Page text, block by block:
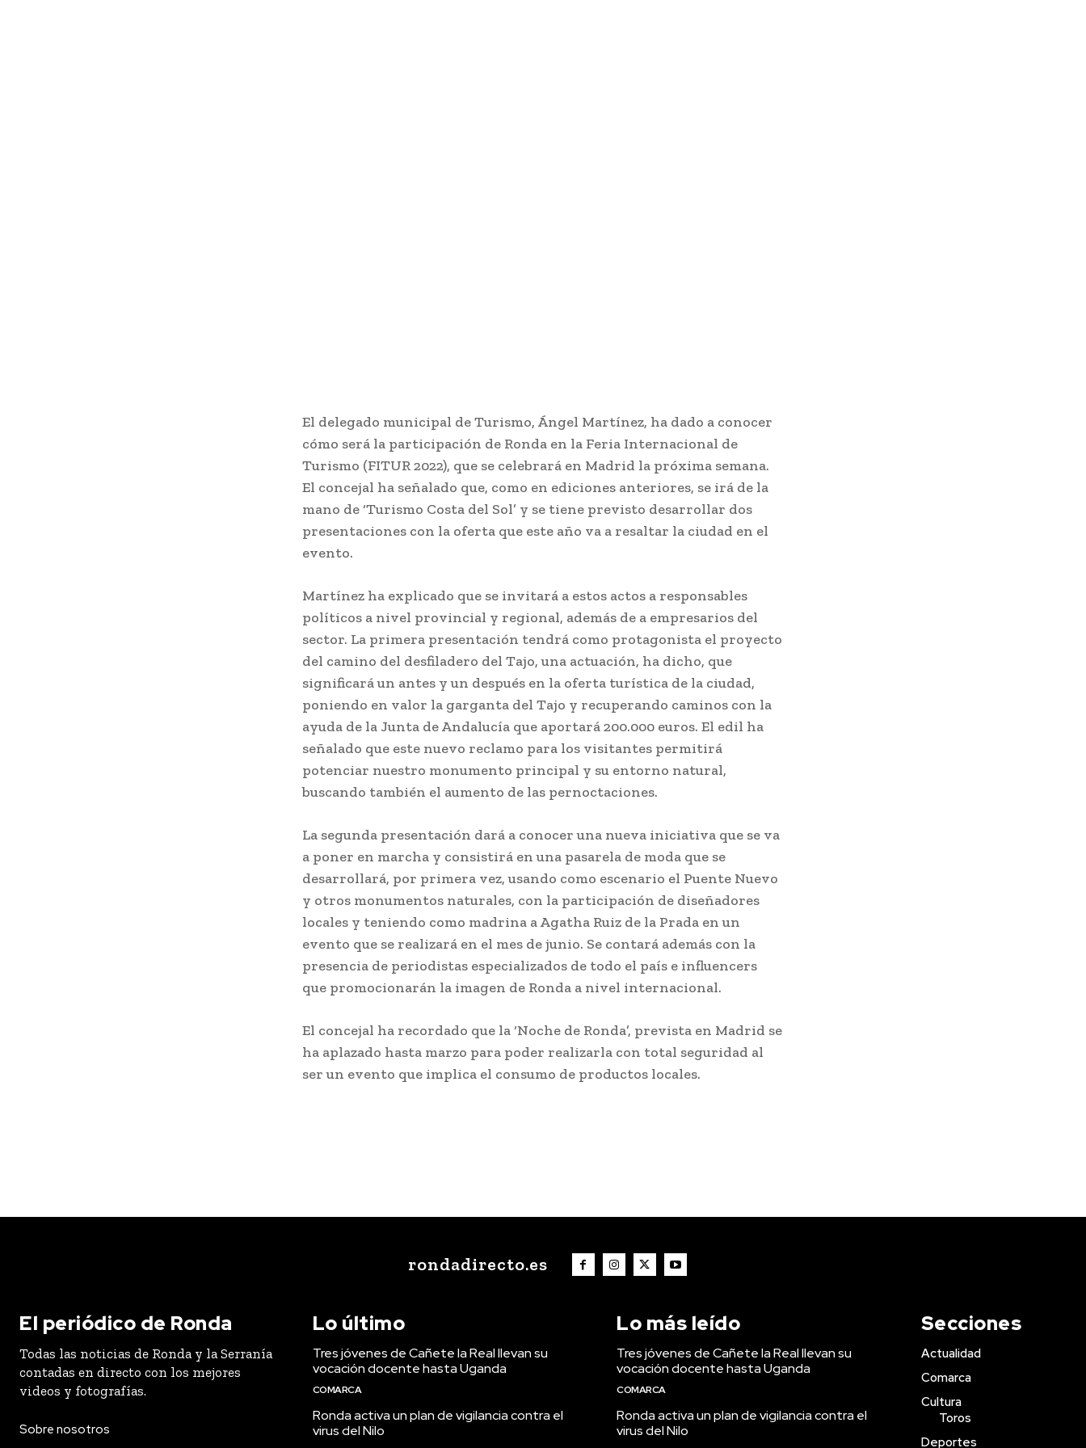
El delegado municipal de Turismo, Ángel Martínez, ha dado a conocer
cómo será la participación de Ronda en la Feria Internacional de
Turismo (FITUR 2022), que se celebrará en Madrid la próxima semana.
El concejal ha señalado que, como en ediciones anteriores, se irá de la
mano de ‘Turismo Costa del Sol’ y se tiene previsto desarrollar dos
presentaciones con la oferta que este año va a resaltar la ciudad en el
evento.
Martínez ha explicado que se invitará a estos actos a responsables
políticos a nivel provincial y regional, además de a empresarios del
sector. La primera presentación tendrá como protagonista el proyecto
del camino del desfiladero del Tajo, una actuación, ha dicho, que
significará un antes y un después en la oferta turística de la ciudad,
poniendo en valor la garganta del Tajo y recuperando caminos con la
ayuda de la Junta de Andalucía que aportará 200.000 euros. El edil ha
señalado que este nuevo reclamo para los visitantes permitirá
potenciar nuestro monumento principal y su entorno natural,
buscando también el aumento de las pernoctaciones.
La segunda presentación dará a conocer una nueva iniciativa que se va
a poner en marcha y consistirá en una pasarela de moda que se
desarrollará, por primera vez, usando como escenario el Puente Nuevo
y otros monumentos naturales, con la participación de diseñadores
locales y teniendo como madrina a Agatha Ruiz de la Prada en un
evento que se realizará en el mes de junio. Se contará además con la
presencia de periodistas especializados de todo el país e influencers
que promocionarán la imagen de Ronda a nivel internacional.
El concejal ha recordado que la ‘Noche de Ronda’, prevista en Madrid se
ha aplazado hasta marzo para poder realizarla con total seguridad al
ser un evento que implica el consumo de productos locales.
rondadirecto.es
El periódico de Ronda
Todas las noticias de Ronda y la Serranía
contadas en directo con los mejores
videos y fotografías.
Sobre nosotros
Lo último
Tres jóvenes de Cañete la Real llevan su
vocación docente hasta Uganda
COMARCA
Ronda activa un plan de vigilancia contra el
virus del Nilo
Lo más leído
Tres jóvenes de Cañete la Real llevan su
vocación docente hasta Uganda
COMARCA
Ronda activa un plan de vigilancia contra el
virus del Nilo
Secciones
Actualidad
Comarca
Cultura
Toros
Deportes